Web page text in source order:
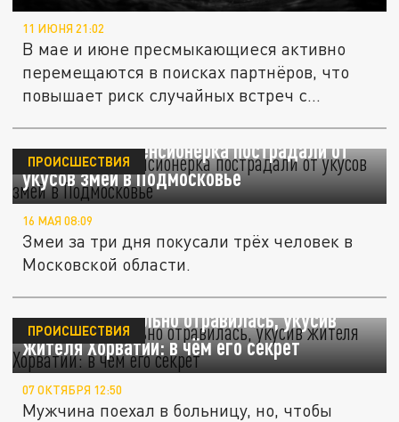
11 ИЮНЯ 21:02
В мае и июне пресмыкающиеся активно
перемещаются в поисках партнёров, что
повышает риск случайных встреч с...
Двое детей и пенсионерка пострадали от
укусов змей в Подмосковье
ПРОИСШЕСТВИЯ
16 МАЯ 08:09
Змеи за три дня покусали трёх человек в
Московской области.
Гадюка смертельно отравилась, укусив
жителя Хорватии: в чём его секрет
ПРОИСШЕСТВИЯ
07 ОКТЯБРЯ 12:50
Мужчина поехал в больницу, но, чтобы